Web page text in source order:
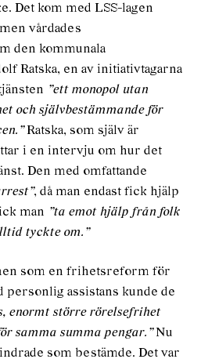
Det kom med LSS-lagen
vårdades
den kommunala
Ratska, en av initiativtagarna
”ett monopol utan
och självbestämmande för
Ratska, som själv är
i en intervju om hur det
Den med omfattande
, då man endast fick hjälp
man ”ta emot hjälp från folk
tyckte om.”
som en frihetsreform för
personlig assistans kunde de
enormt större rörelsefrihet
samma summa pengar.”Nu
som bestämde. Det var